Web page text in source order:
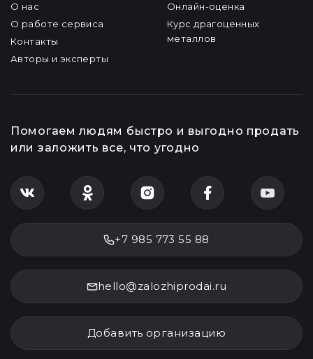
О нас
О работе сервиса
Контакты
Авторы и эксперты
Онлайн-оценка
Курс драгоценных
металлов
Помогаем людям быстро и выгодно продать
или заложить все, что угодно
+7 985 773 55 88
hello@zalozhiprodai.ru
Добавить организацию